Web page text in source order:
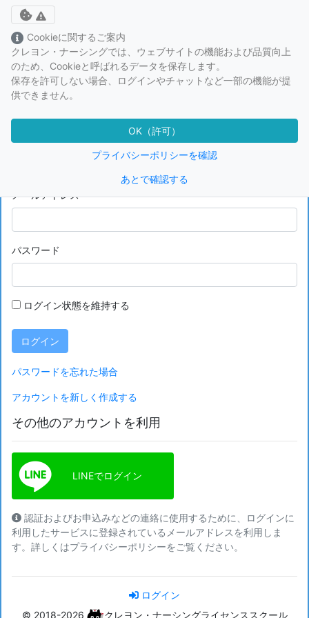
Toggle cookie consent banner
Cookieに関するご案内
クレヨン・ナーシングでは、ウェブサイトの機能および品質向上
のため、Cookieと呼ばれるデータを保存します。
保存を許可しない場合、ログインやチャットなど一部の機能が提
供できません。
OK（許可）
プライバシーポリシーを確認
あとで確認する
ログイン
クレヨン・ナーシングライセンススクールのアカウ
メールアドレス
パスワード
ログイン状態を維持する
ログイン
パスワードを忘れた場合
アカウントを新しく作成する
その他のアカウントを利用
LINEでログイン
認証およびお申込みなどの連絡に使用するために、ログインに
利用したサービスに登録されているメールアドレスを利用しま
す。詳しくはプライバシーポリシーをご覧ください。
ログイン
© 2018-2026
クレヨン・ナーシングライセンススクール